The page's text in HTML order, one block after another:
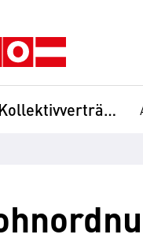
Kollektivverträge